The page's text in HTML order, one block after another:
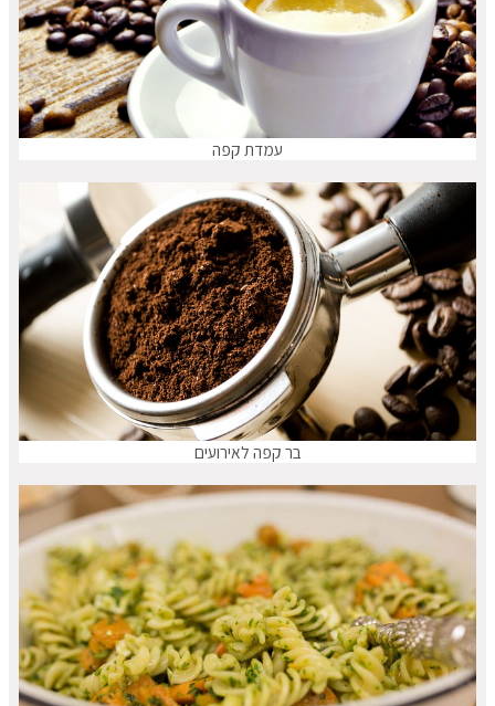
עמדת קפה
בר קפה לאירועים